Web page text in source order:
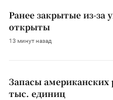
Ранее закрытые из-
открыты
13 минут назад
Запасы американских
тыс. единиц